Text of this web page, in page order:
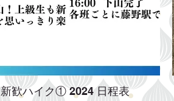
新歓ハイク① 2024 日程表